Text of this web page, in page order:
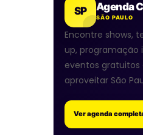
SP Agenda
SÃO PAULO
Encontre shows,
up, programação
eventos gratuitos
aproveitar São
Ver agenda